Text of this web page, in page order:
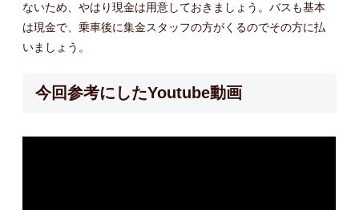
ないため、やはり現金は用意しておきましょう。バスも基本
は現金で、乗車後に集金スタッフの方がくるのでその方に払
いましょう。
今回参考にしたYoutube動画